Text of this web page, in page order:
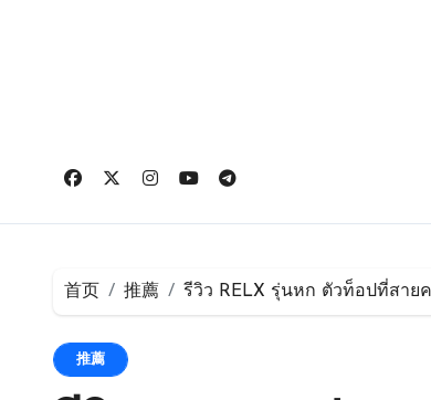
首页 推薦 รีวิว RELX รุ่นหก ตัวท็อปที่สาย
推薦